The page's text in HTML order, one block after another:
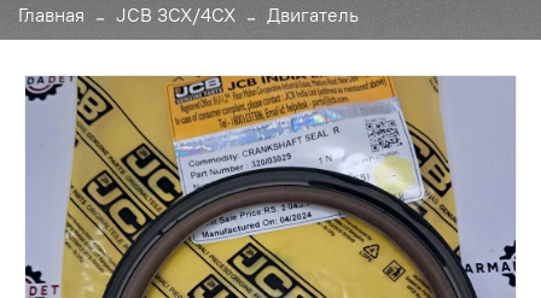
Главная JCB 3CX/4CX Двигатель